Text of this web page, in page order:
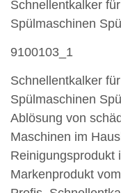
Schnellentkalker
Spülmaschinen
9100103_1
Schnellentkalker
Spülmaschinen
Ablösung von
Maschinen im
Reinigungsprodukt
Markenprodukt